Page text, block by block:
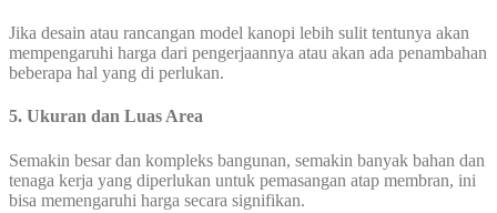
Jika desain atau rancangan model kanopi lebih sulit tentunya akan
mempengaruhi harga dari pengerjaannya atau akan ada penambahan
beberapa hal yang di perlukan.
5. Ukuran dan Luas Area
Semakin besar dan kompleks bangunan, semakin banyak bahan dan
tenaga kerja yang diperlukan untuk pemasangan atap membran, ini
bisa memengaruhi harga secara signifikan.